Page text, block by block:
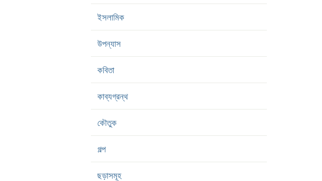
ইসলামিক
উপন্যাস
কবিতা
কাব্যগ্রন্থ
কৌতুক
গল্প
ছড়াসমূহ